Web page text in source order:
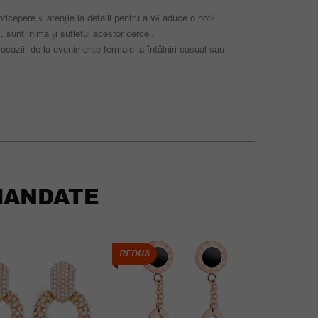
și atenție la detalii pentru a vă aduce o notă
sunt inima și sufletul acestor cercei.
de la evenimente formale la întâlniri casual sau
REDUS